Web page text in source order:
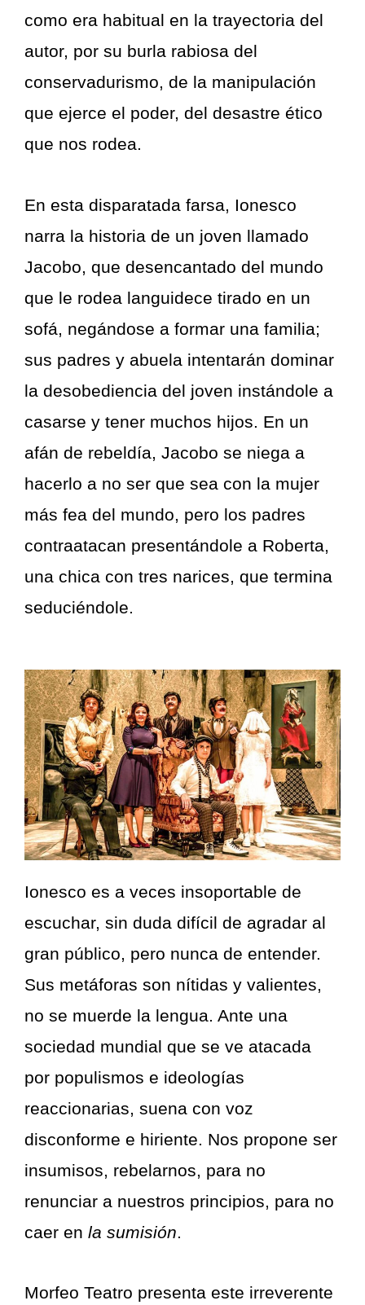
como era habitual en la trayectoria del
autor, por su burla rabiosa del
conservadurismo, de la manipulación
que ejerce el poder, del desastre ético
que nos rodea.
En esta disparatada farsa, Ionesco
narra la historia de un joven llamado
Jacobo, que desencantado del mundo
que le rodea languidece tirado en un
sofá, negándose a formar una familia;
sus padres y abuela intentarán dominar
la desobediencia del joven instándole a
casarse y tener muchos hijos. En un
afán de rebeldía, Jacobo se niega a
hacerlo a no ser que sea con la mujer
más fea del mundo, pero los padres
contraatacan presentándole a Roberta,
una chica con tres narices, que termina
seduciéndole.
Ionesco es a veces insoportable de
escuchar, sin duda difícil de agradar al
gran público, pero nunca de entender.
Sus metáforas son nítidas y valientes,
no se muerde la lengua. Ante una
sociedad mundial que se ve atacada
por populismos e ideologías
reaccionarias, suena con voz
disconforme e hiriente. Nos propone ser
insumisos, rebelarnos, para no
renunciar a nuestros principios, para no
caer en la sumisión.
Morfeo Teatro presenta este irreverente